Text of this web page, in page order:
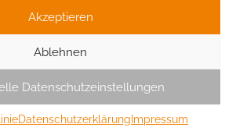
Akzeptieren
Ablehnen
Datenschutzeinstellungen
Datenschutzerklärung Impressum
© 2026 Stefanie Boos